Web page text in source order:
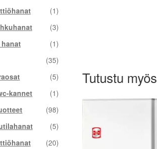
Tutustu myös
(1)
(3)
hanat
(1)
(35)
(5)
kannet
(1)
(98)
(5)
(20)